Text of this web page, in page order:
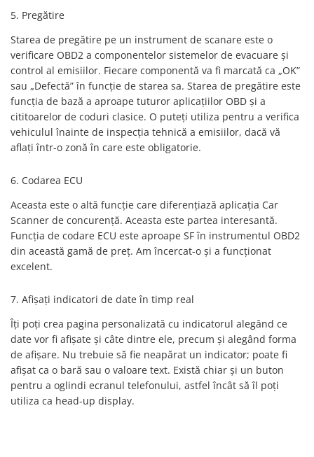
5. Pregătire
Starea de pregătire pe un instrument de scanare este o
verificare OBD2 a componentelor sistemelor de evacuare și
control al emisiilor. Fiecare componentă va fi marcată ca „OK”
sau „Defectă” în funcție de starea sa. Starea de pregătire este
funcția de bază a aproape tuturor aplicațiilor OBD și a
cititoarelor de coduri clasice. O puteți utiliza pentru a verifica
vehiculul înainte de inspecția tehnică a emisiilor, dacă vă
aflați într-o zonă în care este obligatorie.
6. Codarea ECU
Aceasta este o altă funcție care diferențiază aplicația Car
Scanner de concurență. Aceasta este partea interesantă.
Funcția de codare ECU este aproape SF în instrumentul OBD2
din această gamă de preț. Am încercat-o și a funcționat
excelent.
7. Afișați indicatori de date în timp real
Îți poți crea pagina personalizată cu indicatorul alegând ce
date vor fi afișate și câte dintre ele, precum și alegând forma
de afișare. Nu trebuie să fie neapărat un indicator; poate fi
afișat ca o bară sau o valoare text. Există chiar și un buton
pentru a oglindi ecranul telefonului, astfel încât să îl poți
utiliza ca head-up display.